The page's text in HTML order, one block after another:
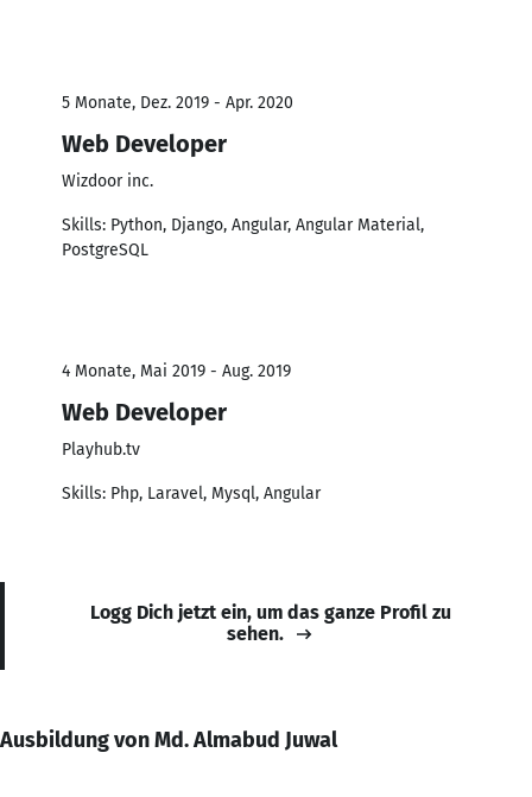
5 Monate, Dez. 2019 - Apr. 2020
Web Developer
Wizdoor inc.
Skills: Python, Django, Angular, Angular Material,
PostgreSQL
4 Monate, Mai 2019 - Aug. 2019
Web Developer
Playhub.tv
Skills: Php, Laravel, Mysql, Angular
Logg Dich jetzt ein, um das ganze Profil zu
sehen.
Ausbildung von Md. Almabud Juwal